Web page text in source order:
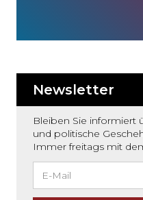
Newsletter
Bleiben Sie informiert
und politische
Immer freitags mit